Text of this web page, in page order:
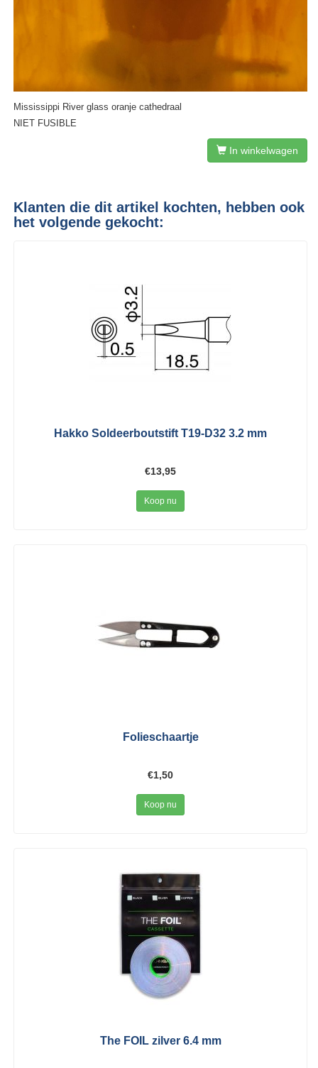
Mississippi River glass oranje cathedraal
NIET FUSIBLE
In winkelwagen
Klanten die dit artikel kochten, hebben ook
het volgende gekocht:
Hakko Soldeerboutstift T19-D32 3.2 mm
€13,95
Koop nu
Folieschaartje
€1,50
Koop nu
The FOIL zilver 6.4 mm